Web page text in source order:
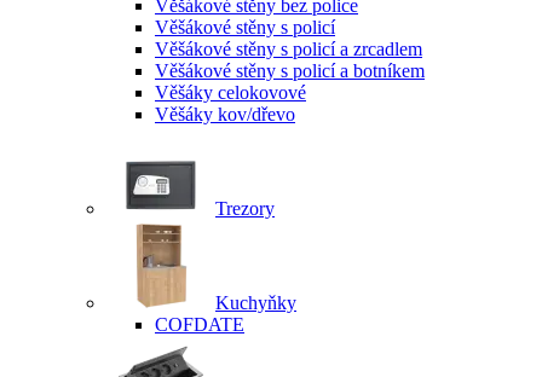
Věšákové stěny bez police
Věšákové stěny s policí
Věšákové stěny s policí a zrcadlem
Věšákové stěny s policí a botníkem
Věšáky celokovové
Věšáky kov/dřevo
Trezory
Kuchyňky
COFDATE